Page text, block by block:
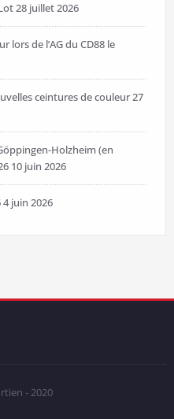
28 juillet 2026
lors de l’AG du CD88 le
ceintures de couleur27
Holzheim (en
10 juin 2026
4 juin 2026
- 2020